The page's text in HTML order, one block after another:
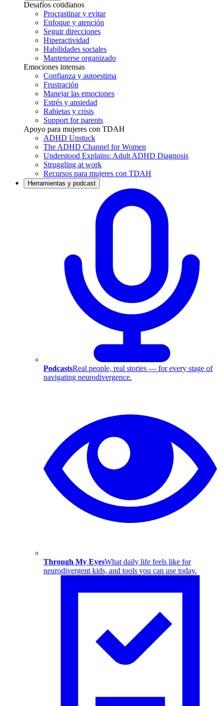
Desafíos cotidianos
Procrastinar y evitar
Enfoque y atención
Seguir direcciones
Hiperactividad
Habilidades sociales
Mantenerse organizado
Emociones intensas
Confianza y autoestima
Frustración
Manejar las emociones
Estrés y ansiedad
Rabietas y crisis
Support for parents
Apoyo para mujeres con TDAH
ADHD Unstuck
The ADHD Channel for Women
Understood Explains: Adult ADHD Diagnosis
Struggling at work
Recursos para mujeres con TDAH
Herramientas y podcast
PodcastsReal people, real stories — for every stage of
navigating neurodivergence.
Through My EyesWhat daily life feels like for
neurodivergent kids, and tools you can use today.